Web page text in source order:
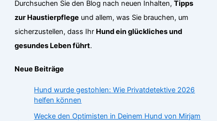
Durchsuchen Sie den Blog nach neuen Inhalten,Tipps
zur Haustierpflege und allem, was Sie brauchen, um
sicherzustellen, dass Ihr Hund ein glückliches und
gesundes Leben führt.
Neue Beiträge
Hund wurde gestohlen: Wie Privatdetektive 2026
helfen können
Wecke den Optimisten in Deinem Hund von Mirjam